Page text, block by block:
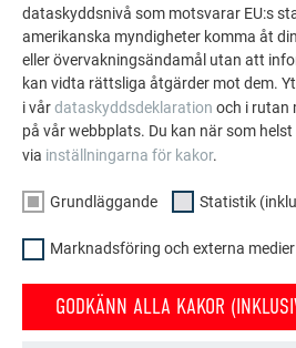
Mått i mm
dataskyddsnivå som motsvarar EU:s
amerikanska myndigheter komma åt
eller övervakningsändamål utan att
kan vidta rättsliga åtgärder mot dem.
i vårdataskyddsdeklaration och i rutan
på vår webbplats. Du kan när som
via inställningarna för kakor.
Grundläggande Statistik
Marknadsföring och externa
GODKÄNN ALLA KAKOR